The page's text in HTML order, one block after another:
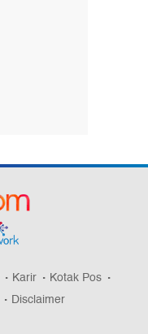
Karir
Kotak Pos
Disclaimer